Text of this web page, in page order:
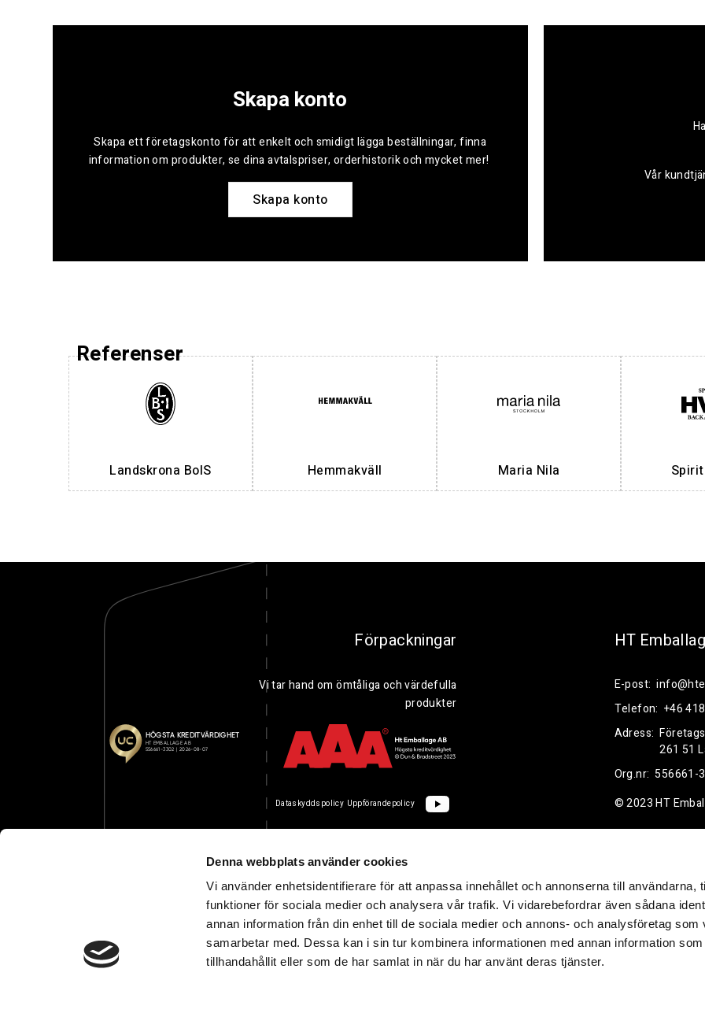
Denna webbplats använder cookies
Vi använder enhetsidentifierare för att anpassa innehållet och annonserna till användarna,
funktioner för sociala medier och analysera vår trafik. Vi vidarebefordrar även sådana
annan information från din enhet till de sociala medier och annons- och analysföretag som
samarbetar med. Dessa kan i sin tur kombinera informationen med annan information
tillhandahållit eller som de har samlat in när du har använt deras tjänster.
Skapa konto
Skapa ett företagskonto för att enkelt och smidigt lägga beställningar, finna
information om produkter, se dina avtalspriser, orderhistorik och mycket mer!
Skapa konto
Vår
Referenser
Landskrona BoIS Hemmakväll Maria Nila
Förpackningar
Vi tar hand om ömtåliga och värdefulla
produkter
HT
E-post:
Telefon: +46
Adress:
261 51
Org.nr: 556661-
Dataskyddspolicy Uppförandepolicy © 2023 HT